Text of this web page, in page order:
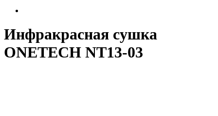
Инфракрасная сушка
ONETECH NT13-03